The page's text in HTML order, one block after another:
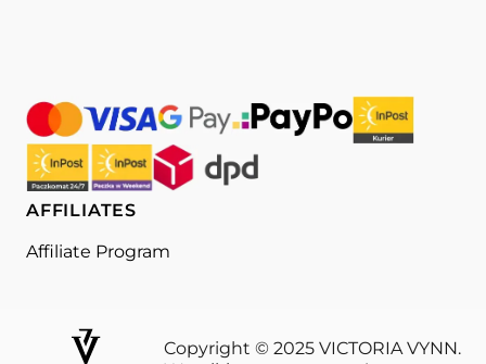
AFFILIATES
Affiliate Program
Copyright © 2025 VICTORIA VYNN.